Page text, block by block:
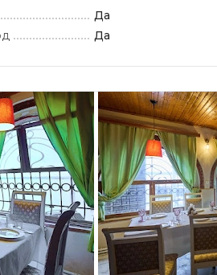
Да
Да